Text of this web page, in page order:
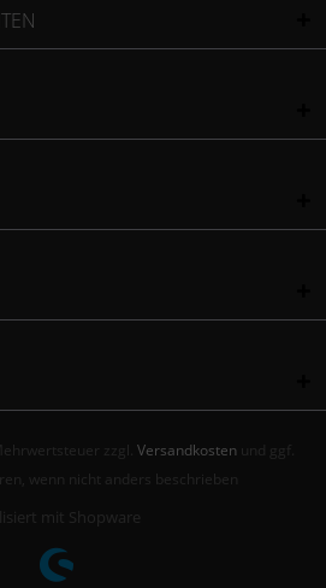
zzgl. Versandkosten und ggf.
wenn nicht anders beschrieben
mit Shopware